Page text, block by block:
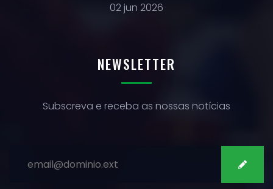
02 jun 2026
NEWSLETTER
Subscreva e receba as nossas notícias